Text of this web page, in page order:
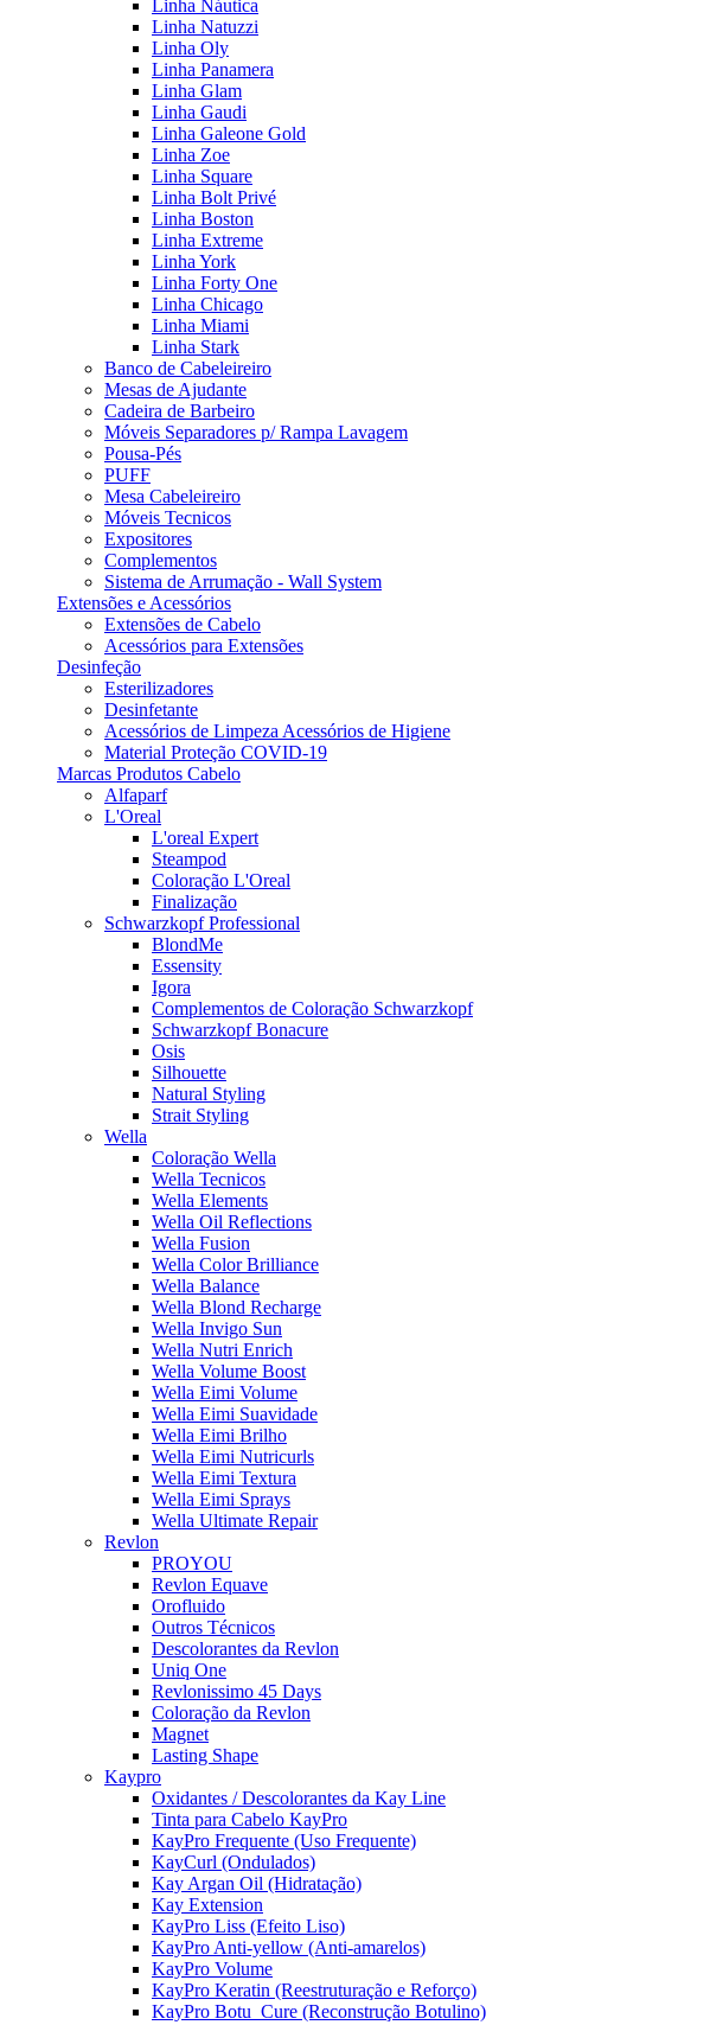
Linha Náutica
Linha Natuzzi
Linha Oly
Linha Panamera
Linha Glam
Linha Gaudi
Linha Galeone Gold
Linha Zoe
Linha Square
Linha Bolt Privé
Linha Boston
Linha Extreme
Linha York
Linha Forty One
Linha Chicago
Linha Miami
Linha Stark
Banco de Cabeleireiro
Mesas de Ajudante
Cadeira de Barbeiro
Móveis Separadores p/ Rampa Lavagem
Pousa-Pés
PUFF
Mesa Cabeleireiro
Móveis Tecnicos
Expositores
Complementos
Sistema de Arrumação - Wall System
Extensões e Acessórios
Extensões de Cabelo
Acessórios para Extensões
Desinfeção
Esterilizadores
Desinfetante
Acessórios de Limpeza Acessórios de Higiene
Material Proteção COVID-19
Marcas Produtos Cabelo
Alfaparf
L'Oreal
L'oreal Expert
Steampod
Coloração L'Oreal
Finalização
Schwarzkopf Professional
BlondMe
Essensity
Igora
Complementos de Coloração Schwarzkopf
Schwarzkopf Bonacure
Osis
Silhouette
Natural Styling
Strait Styling
Wella
Coloração Wella
Wella Tecnicos
Wella Elements
Wella Oil Reflections
Wella Fusion
Wella Color Brilliance
Wella Balance
Wella Blond Recharge
Wella Invigo Sun
Wella Nutri Enrich
Wella Volume Boost
Wella Eimi Volume
Wella Eimi Suavidade
Wella Eimi Brilho
Wella Eimi Nutricurls
Wella Eimi Textura
Wella Eimi Sprays
Wella Ultimate Repair
Revlon
PROYOU
Revlon Equave
Orofluido
Outros Técnicos
Descolorantes da Revlon
Uniq One
Revlonissimo 45 Days
Coloração da Revlon
Magnet
Lasting Shape
Kaypro
Oxidantes / Descolorantes da Kay Line
Tinta para Cabelo KayPro
KayPro Frequente (Uso Frequente)
KayCurl (Ondulados)
Kay Argan Oil (Hidratação)
Kay Extension
KayPro Liss (Efeito Liso)
KayPro Anti-yellow (Anti-amarelos)
KayPro Volume
KayPro Keratin (Reestruturação e Reforço)
KayPro Botu_Cure (Reconstrução Botulino)